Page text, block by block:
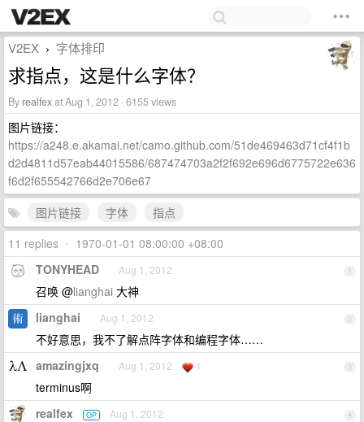
V2EX › 字体排印
求指点，这是什么字体？
By realfexat Aug 1, 2012 · 6155 views
图片链接：
https://a248.e.akamai.net/camo.github.com/51de469463d71cf4f1b
d2d4811d57eab44015586/687474703a2f2f692e696d6775722e636
f6d2f655542766d2e706e67
图片链接
字体
指点
11 replies • 1970-01-01 08:00:00 +08:00
1
TONYHEAD Aug 1, 2012
召唤 @lianghai 大神
2
lianghai Aug 1, 2012
不好意思，我不了解点阵字体和编程字体……
3
amazingjxq Aug 1, 2012 1
terminus啊
4
realfex OP Aug 1, 2012